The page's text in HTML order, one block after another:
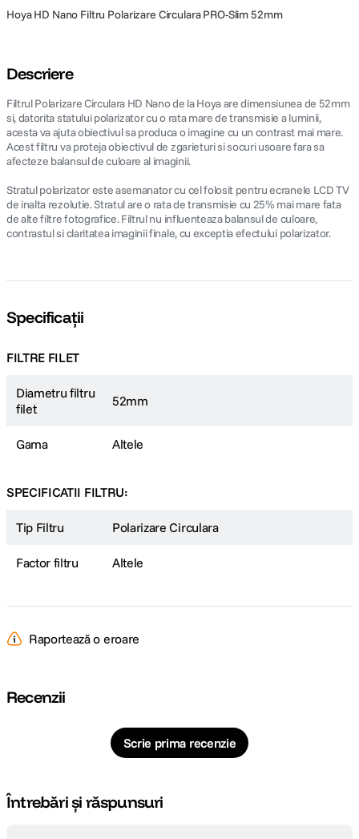
Hoya HD Nano Filtru Polarizare Circulara PRO-Slim 52mm
Descriere
Filtrul Polarizare Circulara HD Nano de la Hoya are dimensiunea de 52mm
si, datorita statului polarizator cu o rata mare de transmisie a luminii,
acesta va ajuta obiectivul sa produca o imagine cu un contrast mai mare.
Acest filtru va proteja obiectivul de zgarieturi si socuri usoare fara sa
afecteze balansul de culoare al imaginii.
Stratul polarizator este asemanator cu cel folosit pentru ecranele LCD TV
de inalta rezolutie. Stratul are o rata de transmisie cu 25% mai mare fata
de alte filtre fotografice. Filtrul nu influenteaza balansul de culoare,
contrastul si claritatea imaginii finale, cu exceptia efectului polarizator.
Specificații
FILTRE FILET
Diametru filtru
filet
52mm
Gama Altele
SPECIFICATII FILTRU:
Tip Filtru Polarizare Circulara
Factor filtru Altele
Raportează o eroare
Recenzii
Scrie prima recenzie
Întrebări și răspunsuri